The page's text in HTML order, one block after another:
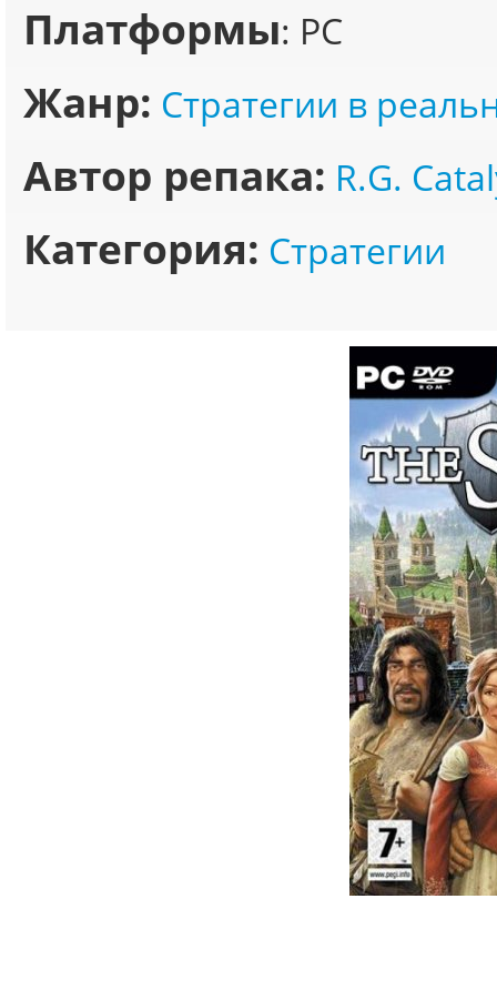
Платформы: PC
Жанр: Стратегии в
Автор репака: R.G.
Категория: Стратегии